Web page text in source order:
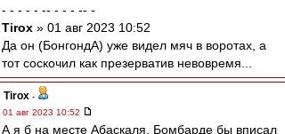
- - - - - -- - - - -- -
Tirox » 01 авг 2023 10:52
Да он (БонгондА) уже видел мяч в воротах, а
тот соскочил как презерватив невовремя...
Tirox -
01 авг 2023 10:52
А я б на месте Абаскаля, Бомбарде бы вписал